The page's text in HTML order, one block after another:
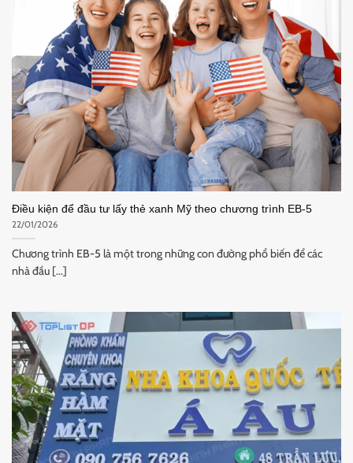
Điều kiện để đầu tư lấy thẻ xanh Mỹ theo chương trình EB-5
22/01/2026
Chương trình EB-5 là một trong những con đường phổ biến để các
nhà đầu [...]